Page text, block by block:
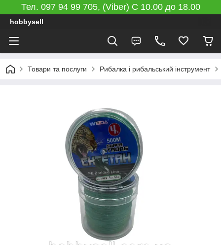
Тел. 097 94 99 705, (Viber) C 10.00 до 18.00
hobbysell
Товари та послуги Рибалка і рибальський інструмент